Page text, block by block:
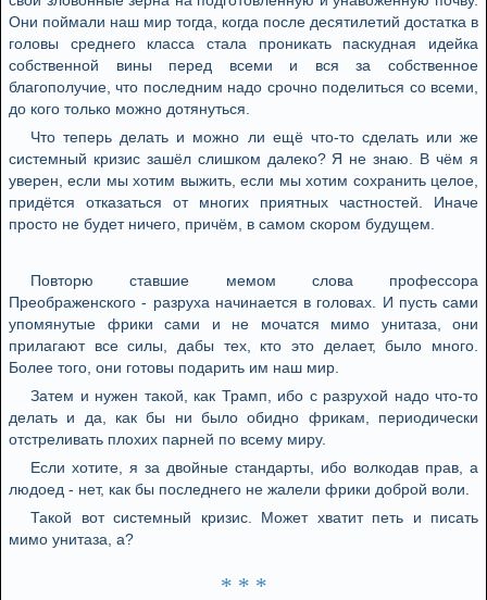
Они поймали наш мир тогда, когда после десятилетий достатка в
головы среднего класса стала проникать паскудная идейка
собственной вины перед всеми и вся за собственное
благополучие, что последним надо срочно поделиться со всеми,
до кого только можно дотянуться.
Что теперь делать и можно ли ещё что-то сделать или же
системный кризис зашёл слишком далеко? Я не знаю. В чём я
уверен, если мы хотим выжить, если мы хотим сохранить целое,
придётся отказаться от многих приятных частностей. Иначе
просто не будет ничего, причём, в самом скором будущем.
Повторю ставшие мемом слова профессора
Преображенского - разруха начинается в головах. И пусть сами
упомянутые фрики сами и не мочатся мимо унитаза, они
прилагают все силы, дабы тех, кто это делает, было много.
Более того, они готовы подарить им наш мир.
Затем и нужен такой, как Трамп, ибо с разрухой надо что-то
делать и да, как бы ни было обидно фрикам, периодически
отстреливать плохих парней по всему миру.
Если хотите, я за двойные стандарты, ибо волкодав прав, а
людоед - нет, как бы последнего не жалели фрики доброй воли.
Такой вот системный кризис. Может хватит петь и писать
мимо унитаза, а?
* * *